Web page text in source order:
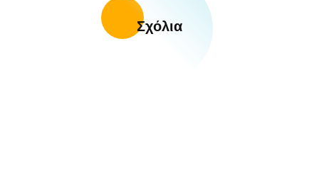
Σχόλια